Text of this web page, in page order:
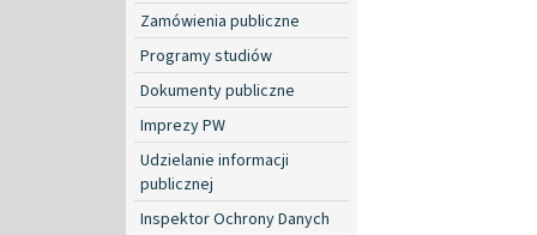
Zamówienia publiczne
Programy studiów
Dokumenty publiczne
Imprezy PW
Udzielanie informacji
publicznej
Inspektor Ochrony Danych